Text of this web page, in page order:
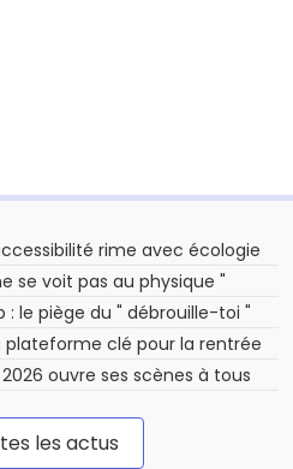
rime avec écologie
se voit pas au physique "
le piège du " débrouille-toi "
plateforme clé pour la rentrée
ouvre ses scènes à tous
les actus